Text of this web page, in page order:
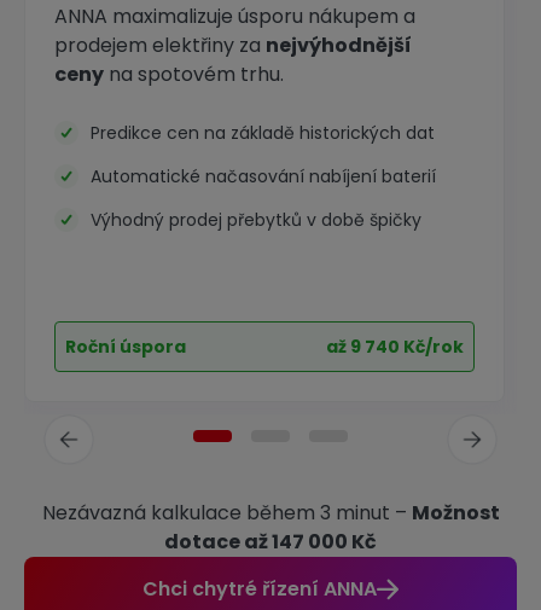
ANNA maximalizuje úsporu nákupem a
prodejem elektřiny za nejvýhodnější
ceny na spotovém trhu.
Predikce cen na základě historických dat
Automatické načasování nabíjení baterií
Výhodný prodej přebytků v době špičky
Roční úspora až 9 740 Kč/rok
Nezávazná kalkulace během 3 minut – Možnost
dotace až 147 000 Kč
Chci chytré řízení ANNA